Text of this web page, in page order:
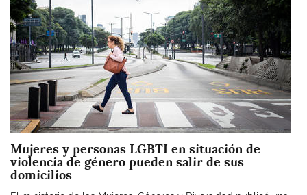
Mujeres y personas LGBTI en situación de
violencia de género pueden salir de sus
domicilios